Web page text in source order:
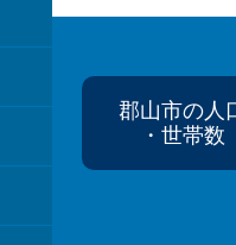
郡山市の人
・世帯数